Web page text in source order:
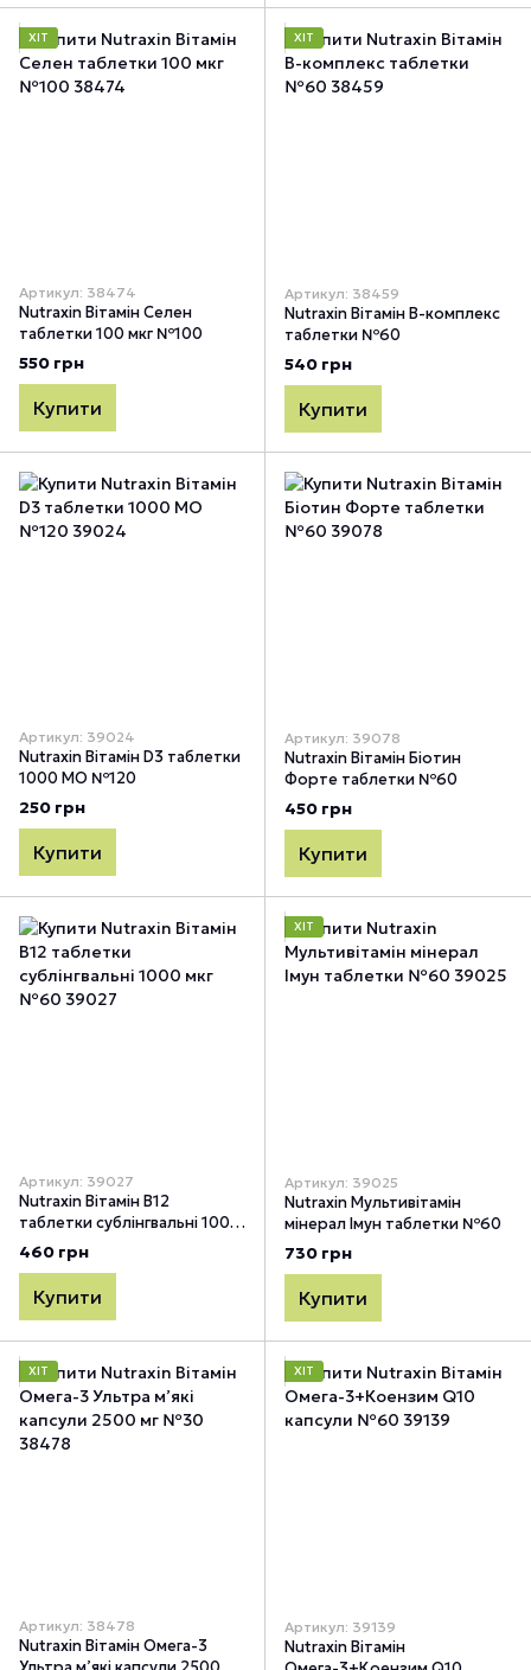
ХІТ
Артикул: 38474
Nutraxin Вітамін Селен
таблетки 100 мкг №100
550 грн
Купити
ХІТ
Артикул: 38459
Nutraxin Вітамін В-комплекс
таблетки №60
540 грн
Купити
Артикул: 39024
Nutraxin Вітамін D3 таблетки
1000 МО №120
250 грн
Купити
Артикул: 39078
Nutraxin Вітамін Біотин
Форте таблетки №60
450 грн
Купити
Артикул: 39027
Nutraxin Вітамін B12
таблетки сублінгвальні 1000
мкг №60
460 грн
Купити
ХІТ
Артикул: 39025
Nutraxin Мультивітамін
мінерал Імун таблетки №60
730 грн
Купити
ХІТ
Артикул: 38478
Nutraxin Вітамін Омега-3
ХІТ
Артикул: 39139
Nutraxin Вітамін